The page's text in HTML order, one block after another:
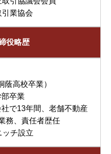
引業協会
役略歴
蔭高校卒業）
部卒業
で13年間、老舗不動産
務、責任者歴任
ッチ設立